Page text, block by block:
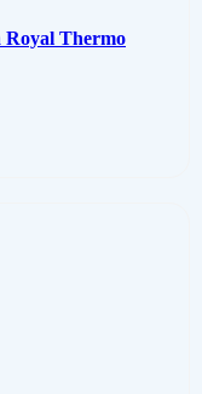
Royal Thermo